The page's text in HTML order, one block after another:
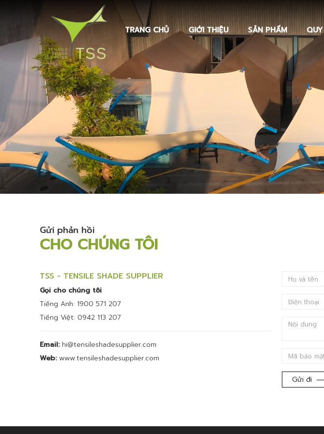
TRANG CHỦ GIỚI THIỆU SẢN PHẨM
Gửi phản hồi
CHO CHÚNG TÔI
TSS - TENSILE SHADE SUPPLIER
Gọi cho chúng tôi
Tiếng Anh: 1900 571 207
Tiếng Việt: 0942 113 207
Email:hi@tensileshadesupplier.com
Web:www.tensileshadesupplier.com
Gửi đi